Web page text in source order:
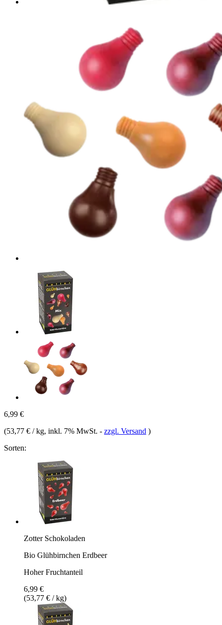
6,99 €
(53,77 € / kg, inkl. 7% MwSt. - zzgl. Versand )
Sorten:
Zotter Schokoladen
Bio Glühbirnchen Erdbeer
Hoher Fruchtanteil
6,99 €
(53,77 € / kg)